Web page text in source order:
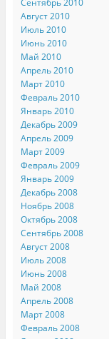
Август 2010
Июль 2010
Июнь 2010
Май 2010
Апрель 2010
Март 2010
Февраль 2010
Январь 2010
Декабрь 2009
Апрель 2009
Март 2009
Февраль 2009
Январь 2009
Декабрь 2008
Ноябрь 2008
Октябрь 2008
Сентябрь 2008
Август 2008
Июль 2008
Июнь 2008
Май 2008
Апрель 2008
Март 2008
Февраль 2008